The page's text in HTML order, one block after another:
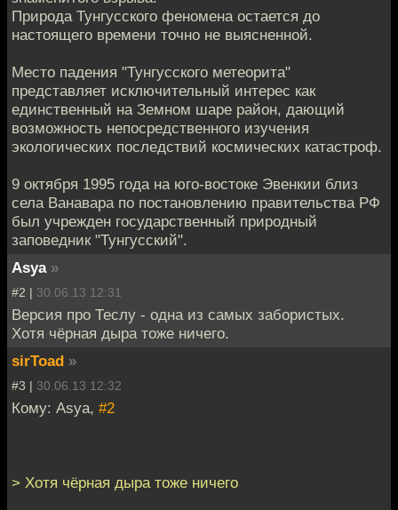
Природа Тунгусского феномена остается до
настоящего времени точно не выясненной.
Место падения "Тунгусского метеорита"
представляет исключительный интерес как
единственный на Земном шаре район, дающий
возможность непосредственного изучения
экологических последствий космических катастроф.
9 октября 1995 года на юго-востоке Эвенкии близ
села Ванавара по постановлению правительства РФ
был учрежден государственный природный
заповедник "Тунгусский".
Asya »
#2 | 30.06.13 12:31
Версия про Теслу - одна из самых забористых.
Хотя чёрная дыра тоже ничего.
sirToad »
#3 | 30.06.13 12:32
Кому: Asya, #2
> Хотя чёрная дыра тоже ничего